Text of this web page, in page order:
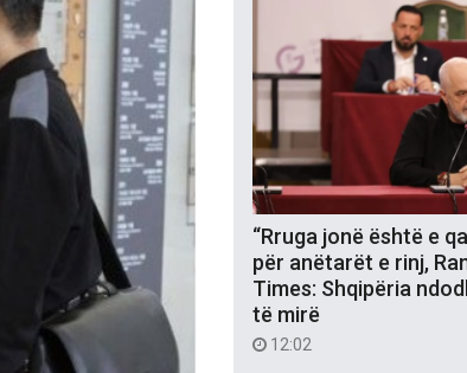
“Rruga jonë është e
për anëtarët e rinj,
Times: Shqipëria
të mirë
12:02